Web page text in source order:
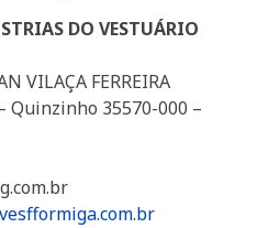
DO VESTUÁRIO
VILAÇA FERREIRA
Quinzinho 35570-000 –